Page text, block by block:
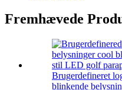
Fremhævede
Brugerdefineret
blinkende